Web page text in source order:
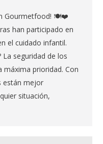
Gourmetfood! 🍽️❤️
han participado en
el cuidado infantil.
La seguridad de los
prioridad. Con
están mejor
situación,